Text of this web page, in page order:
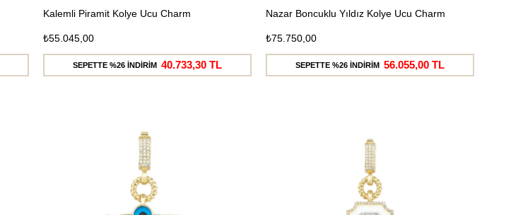
Kalemli Piramit Kolye Ucu Charm
₺55.045,00
SEPETTE %26 İNDİRİM 40.733,30 TL
Nazar Boncuklu Yıldız Kolye Ucu Charm
₺75.750,00
SEPETTE %26 İNDİRİM 56.055,00 TL